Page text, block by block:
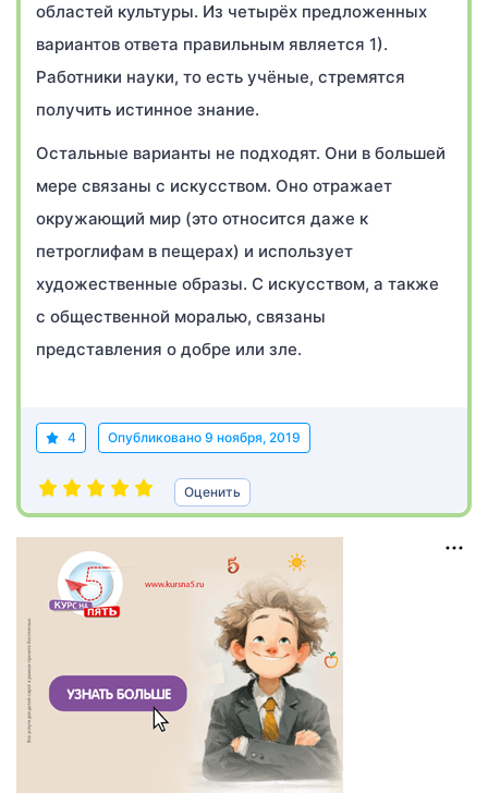
областей культуры. Из четырёх предложенных
вариантов ответа правильным является 1).
Работники науки, то есть учёные, стремятся
получить истинное знание.
Остальные варианты не подходят. Они в большей
мере связаны с искусством. Оно отражает
окружающий мир (это относится даже к
петроглифам в пещерах) и использует
художественные образы. С искусством, а также
с общественной моралью, связаны
представления о добре или зле.
4 Опубликовано 9 ноября, 2019
Оценить